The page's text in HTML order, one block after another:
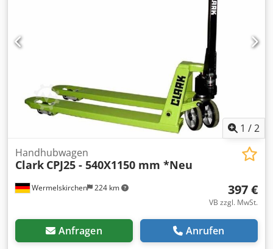
1 /2
Wermelskirchen 224 km
Handhubwagen
Clark CPJ25 - 540X1150 mm *Neu
397 €
VB zzgl. MwSt.
Anfragen Anrufen